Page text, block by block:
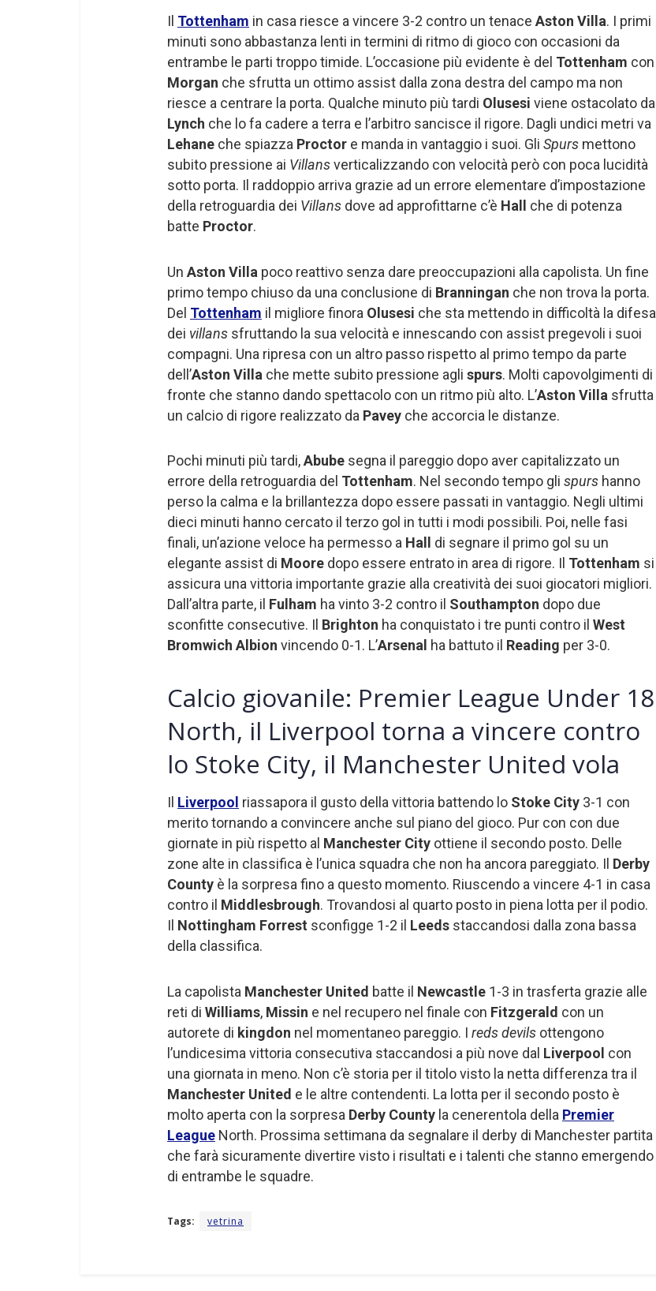
Il Tottenham in casa riesce a vincere 3-2 contro un tenace Aston Villa. I primi
minuti sono abbastanza lenti in termini di ritmo di gioco con occasioni da
entrambe le parti troppo timide. L’occasione più evidente è del Tottenham con
Morgan che sfrutta un ottimo assist dalla zona destra del campo ma non
riesce a centrare la porta. Qualche minuto più tardi Olusesi viene ostacolato da
Lynch che lo fa cadere a terra e l’arbitro sancisce il rigore. Dagli undici metri va
Lehane che spiazza Proctor e manda in vantaggio i suoi. Gli Spurs mettono
subito pressione ai Villansverticalizzando con velocità però con poca lucidità
sotto porta. Il raddoppio arriva grazie ad un errore elementare d’impostazione
della retroguardia dei Villans dove ad approfittarne c’è Hall
che di potenza
batte Proctor.
Un Aston Villa poco reattivo senza dare preoccupazioni alla capolista. Un fine
primo tempo chiuso da una conclusione di Branningan che non trova la porta.
Del Tottenham il migliore finora Olusesi che sta mettendo in difficoltà la difesa
dei villans sfruttando la sua velocità e innescando con assist pregevoli i suoi
compagni. Una ripresa con un altro passo rispetto al primo tempo da parte
dell’Aston Villa che mette subito pressione agli spurs. Molti capovolgimenti di
fronte che stanno dando spettacolo con un ritmo più alto. L’Aston Villa sfrutta
un calcio di rigore realizzato da Pavey che accorcia le distanze.
Pochi minuti più tardi,Abube segna il pareggio dopo aver capitalizzato un
errore della retroguardia del Tottenham. Nel secondo tempo gli spurs hanno
perso la calma e la brillantezza dopo essere passati in vantaggio. Negli ultimi
dieci minuti hanno cercato il terzo gol in tutti i modi possibili. Poi, nelle fasi
finali, un’azione veloce ha permesso a Hall
di segnare il primo gol su un
elegante assist di Moore dopo essere entrato in area di rigore. Il Tottenham si
assicura una vittoria importante grazie alla creatività dei suoi giocatori migliori.
Dall’altra parte, il Fulham ha vinto 3-2 contro il Southampton dopo due
sconfitte consecutive. Il Brighton ha conquistato i tre punti contro il West
Bromwich Albion vincendo 0-1. L’Arsenal ha battuto il Reading per 3-0.
Calcio giovanile: Premier League Under 18
North, il Liverpool torna a vincere contro
lo Stoke City, il Manchester United vola
Il Liverpool riassapora il gusto della vittoria battendo lo Stoke City 3-1 con
merito tornando a convincere anche sul piano del gioco. Pur con con due
giornate in più rispetto al Manchester City ottiene il secondo posto. Delle
zone alte in classifica è l’unica squadra che non ha ancora pareggiato. Il Derby
County è la sorpresa fino a questo momento. Riuscendo a vincere 4-1 in casa
contro il Middlesbrough. Trovandosi al quarto posto in piena lotta per il podio.
Il Nottingham Forrest sconfigge 1-2 il Leeds staccandosi dalla zona bassa
della classifica.
La capolista Manchester United batte il Newcastle 1-3 in trasferta grazie alle
reti di Williams, Missin e nel recupero nel finale con Fitzgerald con un
autorete di kingdon nel momentaneo pareggio. I reds devils ottengono
l’undicesima vittoria consecutiva staccandosi a più nove dal Liverpool con
una giornata in meno. Non c’è storia per il titolo visto la netta differenza tra il
Manchester United e le altre contendenti. La lotta per il secondo posto è
molto aperta con la sorpresa Derby County la cenerentola della Premier
League North. Prossima settimana da segnalare il derby di Manchester partita
che farà sicuramente divertire visto i risultati e i talenti che stanno emergendo
di entrambe le squadre.
Tags: vetrina